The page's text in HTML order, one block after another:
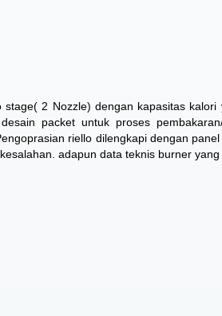
2 Nozzle) dengan kapasitas kalori
packet untuk proses
riello dilengkapi dengan
adapun data teknis burner